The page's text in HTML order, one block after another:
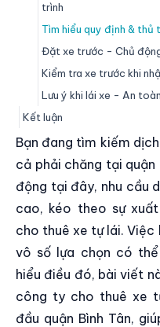
trình
Tìm hiểu quy định &
Đặt xe trước - Chủ
Kiểm tra xe trước khi
Lưu ý khi lái xe - An
Kết luận
Bạn đang tìm kiếm
cả phải chăng tại quận
động tại đây, nhu cầu
cao, kéo theo sự
cho thuê xe tự lái. Việc
vô số lựa chọn có thể
hiểu điều đó, bài viết
công ty cho thuê xe
đầu quận Bình Tân,